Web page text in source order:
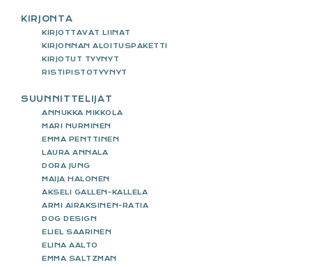
KIRJONTA
KIRJOTTAVAT LIINAT
KIRJONNAN ALOITUSPAKETTI
KIRJOTUT TYYNYT
RISTIPISTOTYYNYT
SUUNNITTELIJAT
ANNUKKA MIKKOLA
MARI NURMINEN
EMMA PENTTINEN
LAURA ANNALA
DORA JUNG
MAIJA HALONEN
AKSELI GALLEN-KALLELA
ARMI AIRAKSINEN-RATIA
DOG DESIGN
ELIEL SAARINEN
ELINA AALTO
EMMA SALTZMAN